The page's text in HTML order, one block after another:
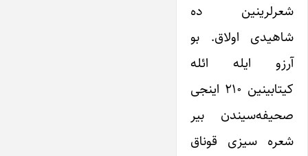
شعرلرینین ده
شاهیدی اولاق. بو
آرزو ایله ائله
کیتابینین ۲۱۰ اینجی
صحیفه‌سیندن بیر
شعره سیزی قوناق